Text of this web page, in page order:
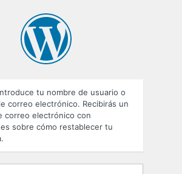
tu nombre de usuario o
correo electrónico. Recibirás un
correo electrónico con
sobre cómo restablecer tu